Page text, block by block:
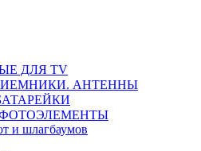
ДЛЯ TV
АНТЕННЫ
и шлагбаумов